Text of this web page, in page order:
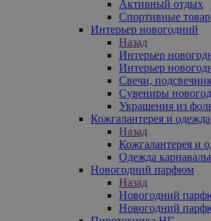
Активный отдых
Спортивные
Интерьер новогодний
Назад
Интерьер
Интерьер
Свечи,
Сувениры
Украшения из
Кожгалантерея и одежда
Назад
Кожгалантерея и
Одежда
Новогодний парфюм
Назад
Новогодний
Новогодний